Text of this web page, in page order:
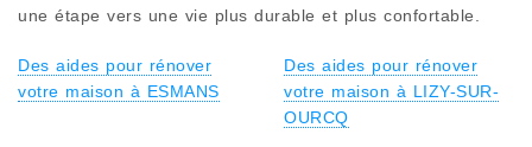
une étape vers une vie plus durable et plus confortable.
Des aides pour rénover
votre maison à ESMANS
Des aides pour rénover
votre maison à LIZY-SUR-
OURCQ